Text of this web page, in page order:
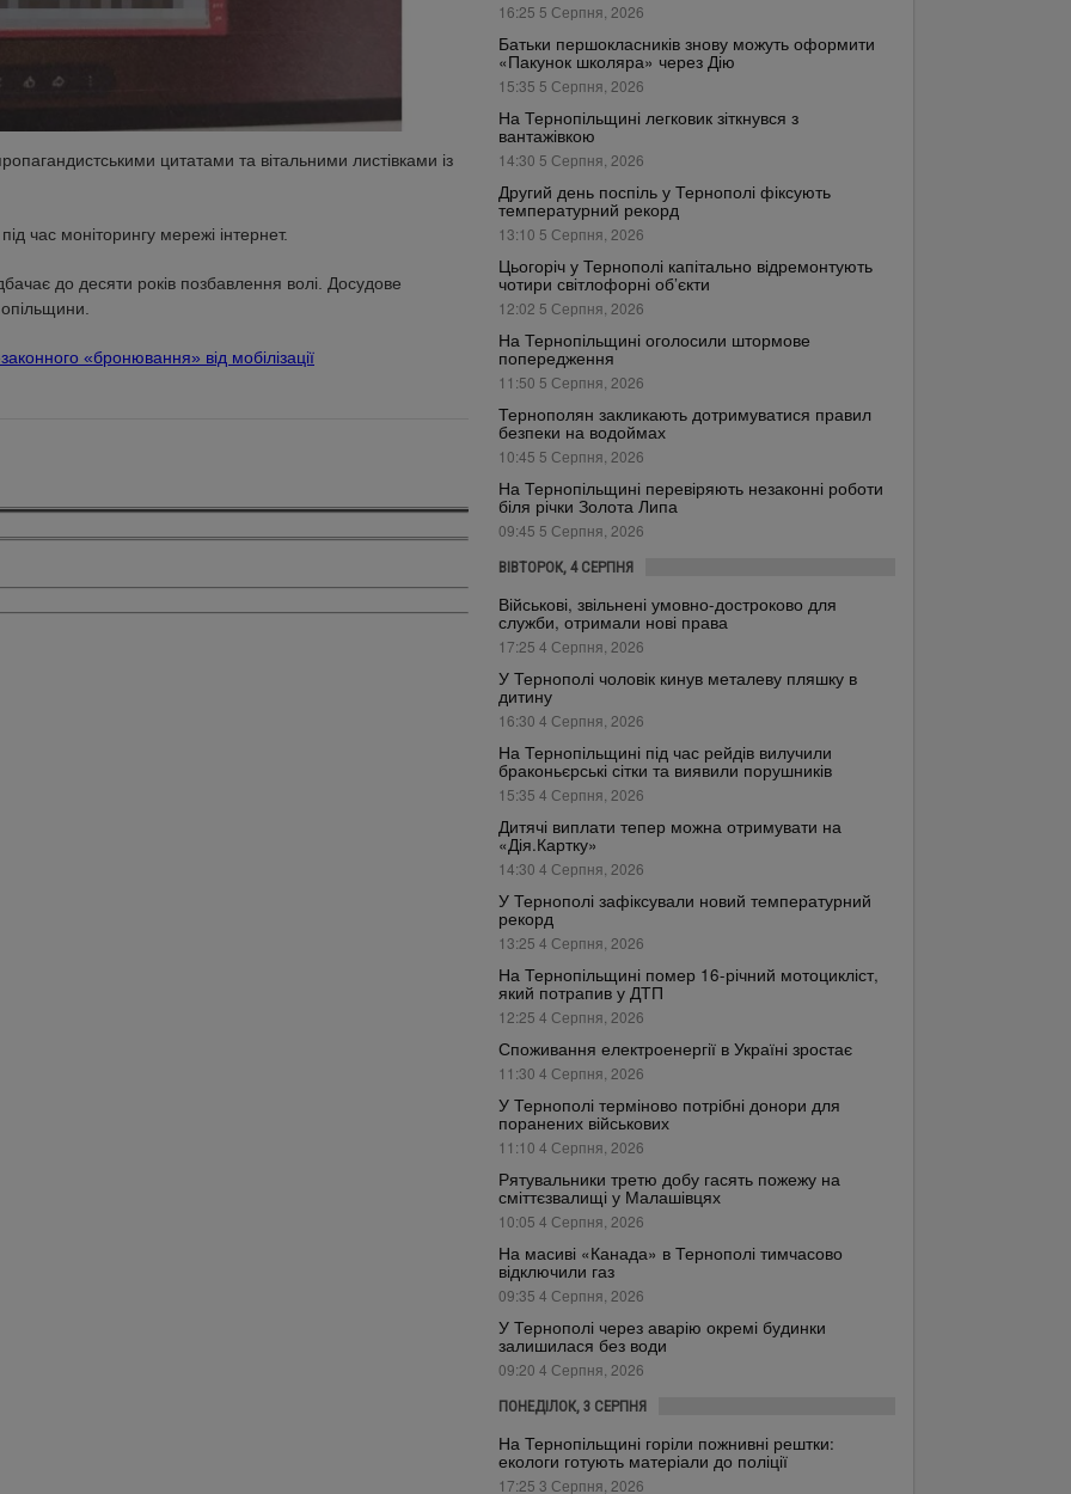
цитатами та вітальними листівками із
час моніторингу мережі інтернет.
до десяти років позбавлення волі. Досудове
«бронювання» від мобілізації
16:25 5 Серпня, 2026
Батьки першокласників знову можуть оформити
«Пакунок школяра» через Дію
15:35 5 Серпня, 2026
На Тернопільщині легковик зіткнувся з
вантажівкою
14:30 5 Серпня, 2026
Другий день поспіль у Тернополі фіксують
температурний рекорд
13:10 5 Серпня, 2026
Цьогоріч у Тернополі капітально відремонтують
чотири світлофорні об’єкти
12:02 5 Серпня, 2026
На Тернопільщині оголосили штормове
попередження
11:50 5 Серпня, 2026
Тернополян закликають дотримуватися правил
безпеки на водоймах
10:45 5 Серпня, 2026
На Тернопільщині перевіряють незаконні роботи
біля річки Золота Липа
09:45 5 Серпня, 2026
ВІВТОРОК, 4 СЕРПНЯ
Військові, звільнені умовно-достроково для
служби, отримали нові права
17:25 4 Серпня, 2026
У Тернополі чоловік кинув металеву пляшку в
дитину
16:30 4 Серпня, 2026
На Тернопільщині під час рейдів вилучили
браконьєрські сітки та виявили порушників
15:35 4 Серпня, 2026
Дитячі виплати тепер можна отримувати на
«Дія.Картку»
14:30 4 Серпня, 2026
У Тернополі зафіксували новий температурний
рекорд
13:25 4 Серпня, 2026
На Тернопільщині помер 16-річний мотоцикліст,
який потрапив у ДТП
12:25 4 Серпня, 2026
Споживання електроенергії в Україні зростає
11:30 4 Серпня, 2026
У Тернополі терміново потрібні донори для
поранених військових
11:10 4 Серпня, 2026
Рятувальники третю добу гасять пожежу на
сміттєзвалищі у Малашівцях
10:05 4 Серпня, 2026
На масиві «Канада» в Тернополі тимчасово
відключили газ
09:35 4 Серпня, 2026
У Тернополі через аварію окремі будинки
залишилася без води
09:20 4 Серпня, 2026
ПОНЕДІЛОК, 3 СЕРПНЯ
На Тернопільщині горіли пожнивні рештки:
екологи готують матеріали до поліції
17:25 3 Серпня, 2026